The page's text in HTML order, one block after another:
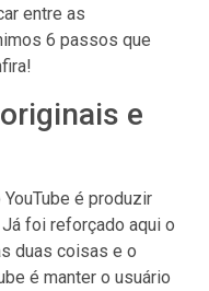
entre as
6 passos que
e
é produzir
foi reforçado aqui o
duas coisas e o
é manter o usuário